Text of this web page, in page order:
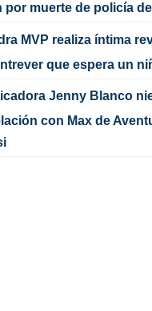
muerte de policía
MVP realiza íntima
que espera un
Jenny Blanco
con Max de